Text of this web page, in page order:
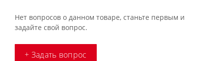
Нет вопросов о данном товаре, станьте первым и
задайте свой вопрос.
+ Задать вопрос